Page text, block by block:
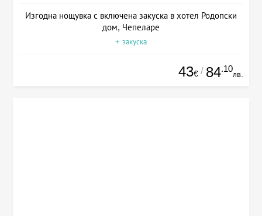
Изгодна нощувка с включена закуска в хотел Родопски
дом, Чепеларе
+ закуска
43€ / 84.10
лв.